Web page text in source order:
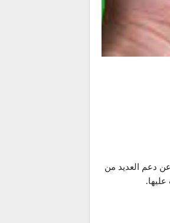
دعم العديد من